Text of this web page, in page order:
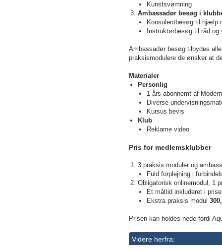
Kunstsvømning
Ambassadør besøg i
Konsulentbesøg til hjælp
Instruktørbesøg til råd
Ambassadør besøg tilbydes
praksismodulere de ønsker at
Materialer
Personlig
1 års abonnemt af
Diverse
Kursus bevis
Klub
Reklame video
Pris for medlemsklubber
3 praksis moduler og
Fuld forplejning i
Obligatorisk onlinemodul, 1
Et måltid inkluderet i
Ekstra praksis modul
Prisen kan holdes nede fordi
Videre herfra: